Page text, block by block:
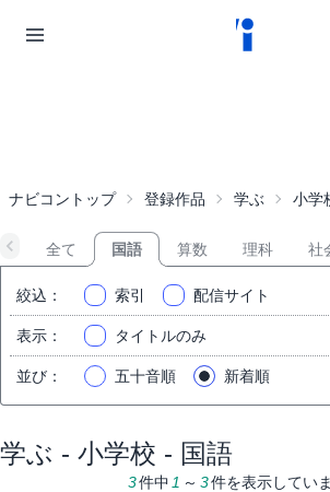
ナビコントップ 登録作品 学ぶ 小学
全て 国語 算数 理科 社
絞込 ： 索引 配信サイト
表示 ： タイトルのみ
並び ： 五十音順 新着順
学ぶ - 小学校 - 国語
3件中 1 ～ 3件を表示していま